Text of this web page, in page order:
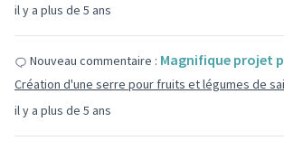
il y a plus de 5 ans
il y a plus de 5 ans
Nouveau commentaire : Magnifique projet
Création d'une serre pour fruits et légumes de